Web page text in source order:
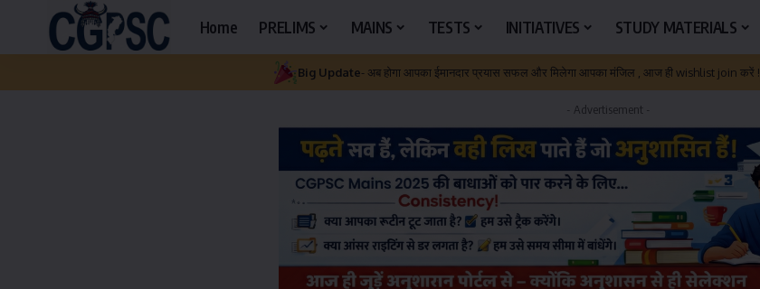
Home PRELIMS MAINS TESTS INITIATIVES STUDY MATERIALS
Big Update- अब होगा आपका ईमानदार प्रयास सफल और मिलेगा आपका मंजिल , आज ही wishlist join करें !
- Advertisement -